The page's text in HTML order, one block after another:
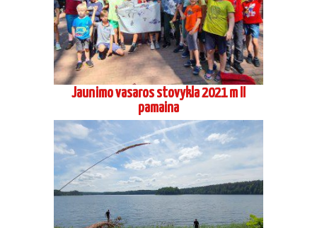
Suaugusių stovykla seminaras Preiloje
2021 09